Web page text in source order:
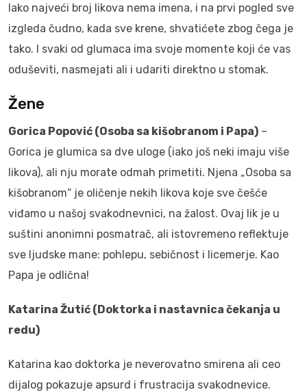
Iako najveći broj likova nema imena, i na prvi pogled sve
izgleda čudno, kada sve krene, shvatićete zbog čega je
tako. I svaki od glumaca ima svoje momente koji će vas
oduševiti, nasmejati ali i udariti direktno u stomak.
Žene
Gorica Popović (Osoba sa kišobranom i Papa) –
Gorica je glumica sa dve uloge (iako još neki imaju više
likova), ali nju morate odmah primetiti. Njena „Osoba sa
kišobranom“ je oličenje nekih likova koje sve češće
viđamo u našoj svakodnevnici, na žalost. Ovaj lik je u
suštini anonimni posmatrač, ali istovremeno reflektuje
sve ljudske mane: pohlepu, sebičnost i licemerje. Kao
Papa je odlična!
Katarina Žutić (Doktorka i nastavnica čekanja u
redu)
Katarina kao doktorka je neverovatno smirena ali ceo
dijalog pokazuje apsurd i frustracija svakodnevice.